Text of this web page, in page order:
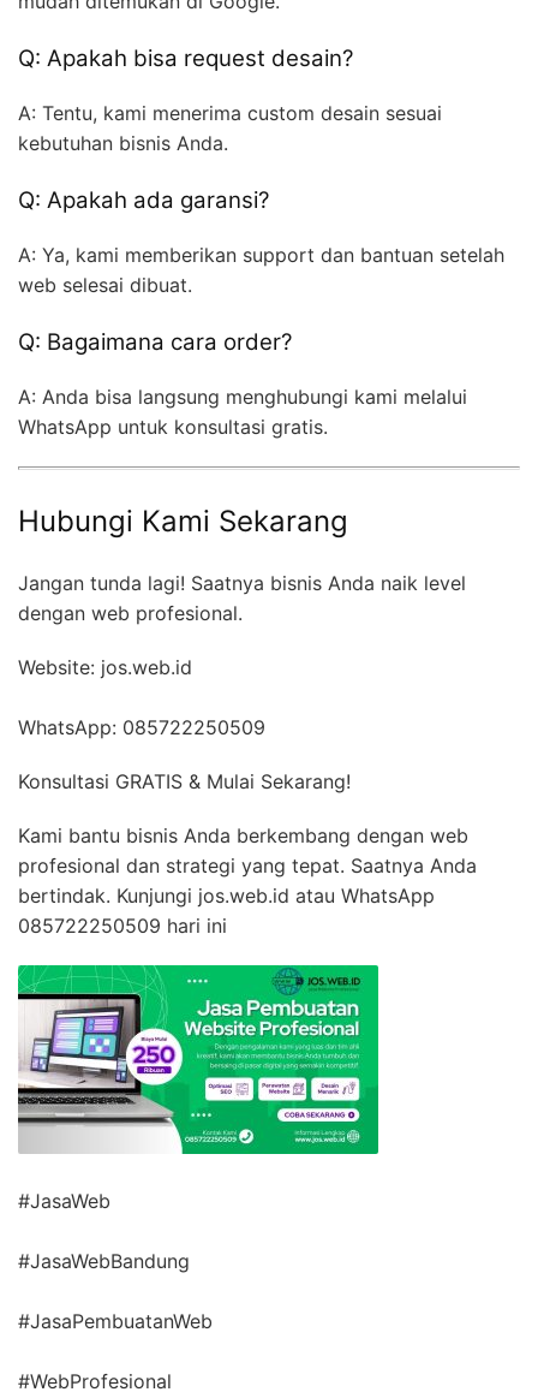
Q: Apakah bisa request desain?
A: Tentu, kami menerima custom desain sesuai
kebutuhan bisnis Anda.
Q: Apakah ada garansi?
A: Ya, kami memberikan support dan bantuan setelah
web selesai dibuat.
Q: Bagaimana cara order?
A: Anda bisa langsung menghubungi kami melalui
WhatsApp untuk konsultasi gratis.
Hubungi Kami Sekarang
Jangan tunda lagi! Saatnya bisnis Anda naik level
dengan web profesional.
Website: jos.web.id
WhatsApp: 085722250509
Konsultasi GRATIS & Mulai Sekarang!
Kami bantu bisnis Anda berkembang dengan web
profesional dan strategi yang tepat. Saatnya Anda
bertindak. Kunjungi jos.web.id atau WhatsApp
085722250509 hari ini
#JasaWeb
#JasaWebBandung
#JasaPembuatanWeb
#WebProfesional